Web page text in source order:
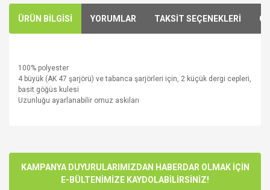
ÜRÜN BİLGİSİ YORUMLAR TAKSİT SEÇENEKLERİ
100% polyester
4 büyük (AK 47 şarjörü) vetabanca şarjörleri için, 2 küçük dergi cepleri,
basit göğüs kulesi
Uzunluğu ayarlanabilir omuz askıları
Yorum Yaz
kullanarak tarafımıza iletebilirsiniz.
Görüş ve önerileriniz için teşekkür ederiz.
KAMPANYA DUYURULARIMIZDAN HABERDAR OLMAK İÇİN
E-BÜLTENİMİZE KAYDOLABİLİRSİNİZ!